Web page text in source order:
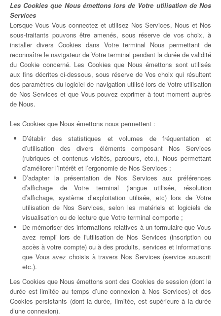
Les Cookies que Nous émettons lors de Votre utilisation de Nos
Services
Lorsque Vous Vous connectez et utilisez Nos Services, Nous et Nos
sous-traitants pouvons être amenés, sous réserve de vos choix, à
installer divers Cookies dans Votre terminal Nous permettant de
reconnaître le navigateur de Votre terminal pendant la durée de validité
du Cookie concerné. Les Cookies que Nous émettons sont utilisés
aux fins décrites ci-dessous, sous réserve de Vos choix qui résultent
des paramètres du logiciel de navigation utilisé lors de Votre utilisation
de Nos Services et que Vous pouvez exprimer à tout moment auprès
de Nous.
Les Cookies que Nous émettons nous permettent :
D’établir des statistiques et volumes de fréquentation et
d’utilisation des divers éléments composant Nos Services
(rubriques et contenus visités, parcours, etc.), Nous permettant
d’améliorer l’intérêt et l’ergonomie de Nos Services ;
D’adapter la présentation de Nos Services aux préférences
d’affichage de Votre terminal (langue utilisée, résolution
d’affichage, système d’exploitation utilisée, etc) lors de Votre
utilisation de Nos Services, selon les matériels et logiciels de
visualisation ou de lecture que Votre terminal comporte ;
De mémoriser des informations relatives à un formulaire que Vous
avez rempli lors de l'utilisation de Nos Services (inscription ou
accès à votre compte) ou à des produits, services et informations
que Vous avez choisis à travers Nos Services (service souscrit
etc.).
Les Cookies que Nous émettons sont des Cookies de session (dont la
durée est limitée au temps d’une connexion à Nos Services) et des
Cookies persistants (dont la durée, limitée, est supérieure à la durée
d’une connexion).